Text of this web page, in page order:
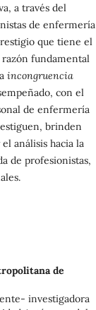
a través del
de enfermería
que tiene el
fundamental
incongruencia
con el
de enfermería
brinden
análisis hacia la
de profesionistas,
de
investigadora